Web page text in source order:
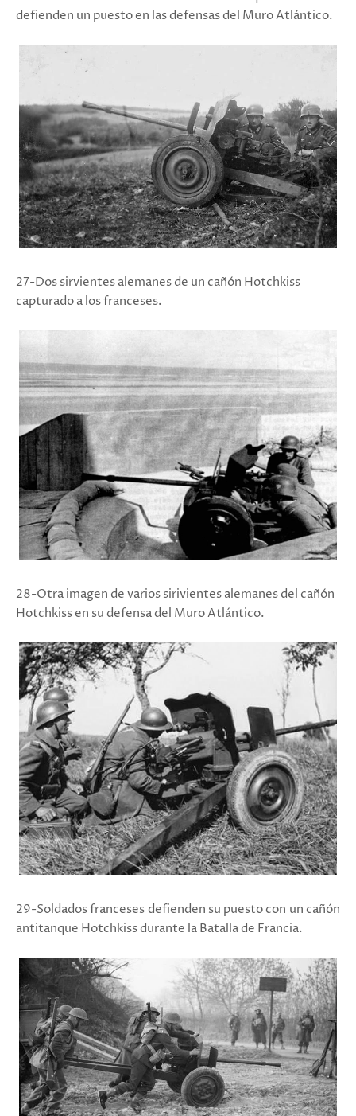
defienden un puesto en las defensas del Muro Atlántico.
27-Dos sirvientes alemanes de un cañón Hotchkiss
capturado a los franceses.
28-Otra imagen de varios sirivientes alemanes del cañón
Hotchkiss en su defensa del Muro Atlántico.
29-Soldados franceses defienden su puesto con un cañón
antitanque Hotchkiss durante la Batalla de Francia.